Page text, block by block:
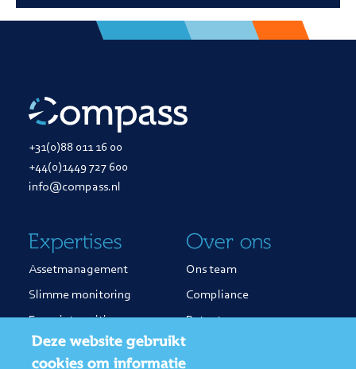
Deze website gebruikt
cookies om informatie
+31(0)88 011 16 00
+44(0)1449 727 600
info@compass.nl
Expertises
Assetmanagement
Slimme monitoring
Energietransitie
Smart Mobility
Over ons
Ons team
Compliance
Patenten